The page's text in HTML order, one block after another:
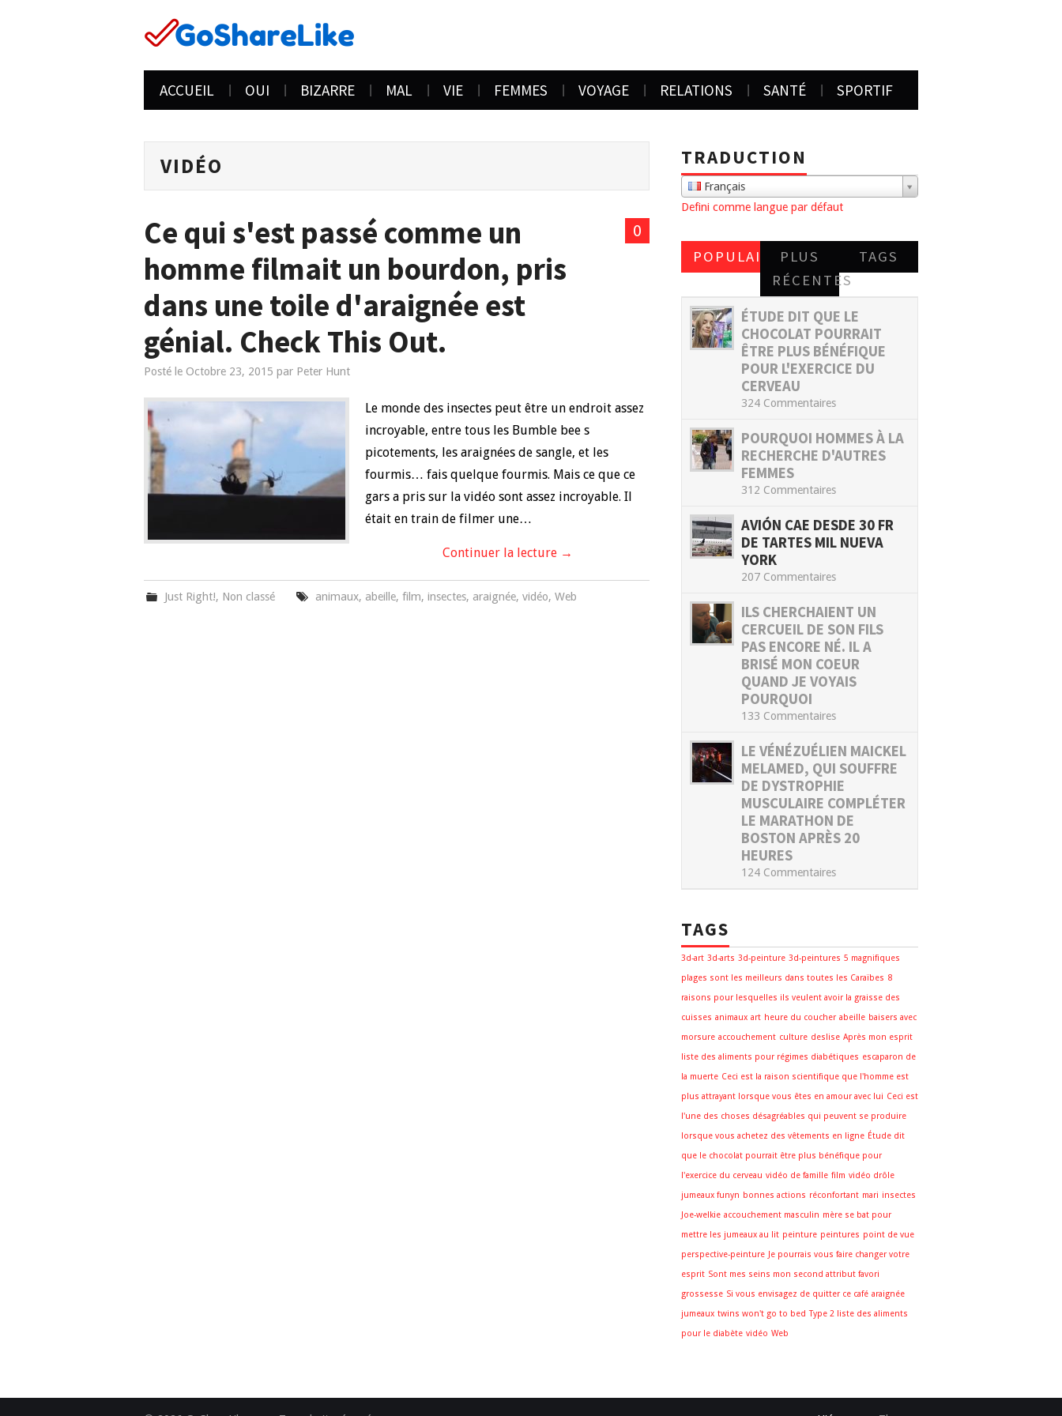
ACCUEIL OUI BIZARRE MAL VIE FEMMES VOYAGE RELATIONS SANTÉ SPORTIF
VIDÉO
0
Ce qui s'est passé comme un
homme filmait un bourdon, pris
dans une toile d'araignée est
génial. Check This Out.
Posté le Octobre 23, 2015 par Peter Hunt
Le monde des insectes peut être un endroit assez
incroyable, entre tous les Bumble bee s
picotements, les araignées de sangle, et les
fourmis… fais quelque fourmis. Mais ce que ce
gars a pris sur la vidéo sont assez incroyable. Il
était en train de filmer une…
Continuer la lecture →
Just Right!, Non classé animaux, abeille, film, insectes, araignée, vidéo, Web
TRADUCTION
Français
Defini comme langue par défaut
POPULAIRESPLUS
RÉCENTES
TAGS
ÉTUDE DIT QUE LE
CHOCOLAT POURRAIT
ÊTRE PLUS BÉNÉFIQUE
POUR L'EXERCICE DU
CERVEAU
324 Commentaires
POURQUOI HOMMES À LA
RECHERCHE D'AUTRES
FEMMES
312 Commentaires
AVIÓN CAE DESDE 30 FR
DE TARTES MIL NUEVA
YORK
207 Commentaires
ILS CHERCHAIENT UN
CERCUEIL DE SON FILS
PAS ENCORE NÉ. IL A
BRISÉ MON COEUR
QUAND JE VOYAIS
POURQUOI
133 Commentaires
LE VÉNÉZUÉLIEN MAICKEL
MELAMED, QUI SOUFFRE
DE DYSTROPHIE
MUSCULAIRE COMPLÉTER
LE MARATHON DE
BOSTON APRÈS 20
HEURES
124 Commentaires
TAGS
3d-art 3d-arts 3d-peinture 3d-peintures 5 magnifiques
plages sont les meilleurs dans toutes les Caraïbes 8
raisons pour lesquelles ils veulent avoir la graisse des
cuisses animaux art heure du coucher abeille baisers avec
morsure accouchement culture deslise Après mon esprit
liste des aliments pour régimes diabétiques escaparon de
la muerte Ceci est la raison scientifique que l'homme est
plus attrayant lorsque vous êtes en amour avec lui Ceci est
l'une des choses désagréables qui peuvent se produire
lorsque vous achetez des vêtements en ligne Étude dit
que le chocolat pourrait être plus bénéfique pour
l'exercice du cerveau vidéo de famille film vidéo drôle
jumeaux funyn bonnes actions réconfortant mari insectes
Joe-welkie accouchement masculin mère se bat pour
mettre les jumeaux au lit peinture peintures point de vue
perspective-peinture Je pourrais vous faire changer votre
esprit Sont mes seins mon second attribut favori
grossesse Si vous envisagez de quitter ce café araignée
jumeaux twins won't go to bed Type 2 liste des aliments
pour le diabète vidéo Web